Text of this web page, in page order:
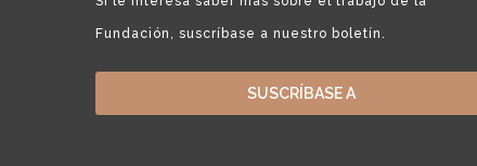
Fundación, suscríbase a nuestro boletín.
SUSCRÍBASE A